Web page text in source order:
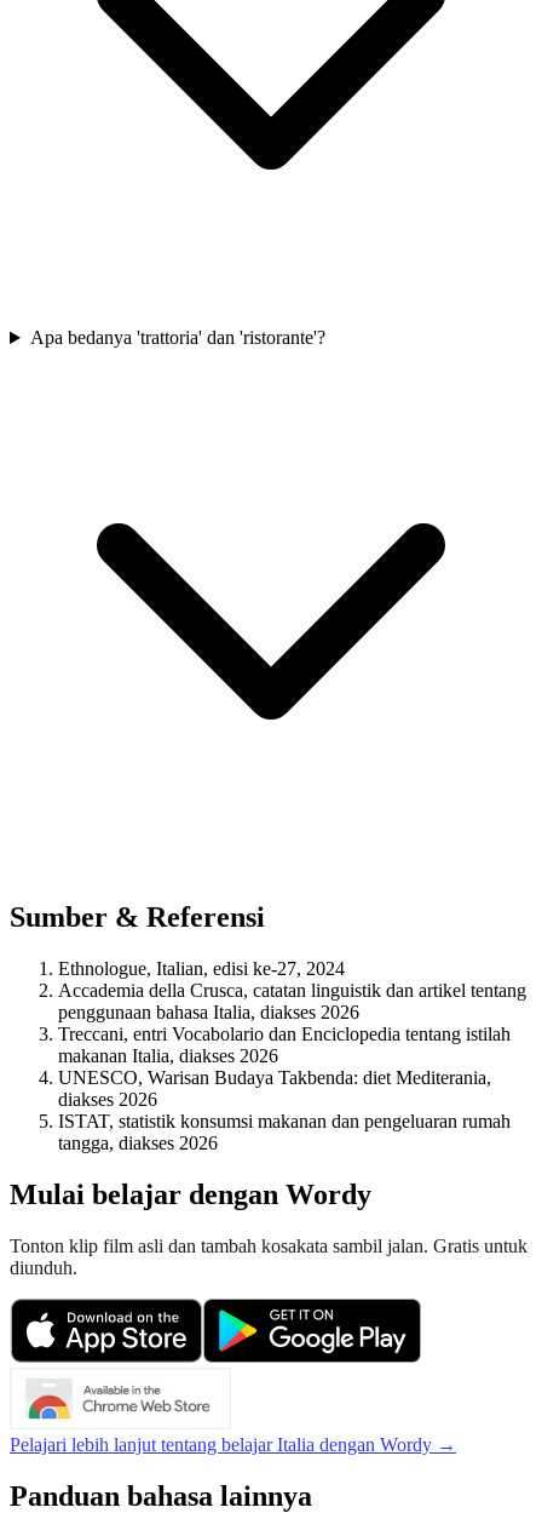
Apa bedanya 'trattoria' dan 'ristorante'?
Sumber & Referensi
Ethnologue, Italian, edisi ke-27, 2024
Accademia della Crusca, catatan linguistik dan artikel tentang
penggunaan bahasa Italia, diakses 2026
Treccani, entri Vocabolario dan Enciclopedia tentang istilah
makanan Italia, diakses 2026
UNESCO, Warisan Budaya Takbenda: diet Mediterania,
diakses 2026
ISTAT, statistik konsumsi makanan dan pengeluaran rumah
tangga, diakses 2026
Mulai belajar dengan Wordy
Tonton klip film asli dan tambah kosakata sambil jalan. Gratis untuk
diunduh.
Pelajari lebih lanjut tentang belajar Italia dengan Wordy →
Panduan bahasa lainnya